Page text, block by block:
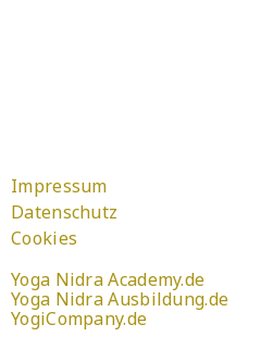
Impressum
Datenschutz
Cookies
Yoga Nidra Academy.de
Yoga Nidra Ausbildung.de
YogiCompany.de